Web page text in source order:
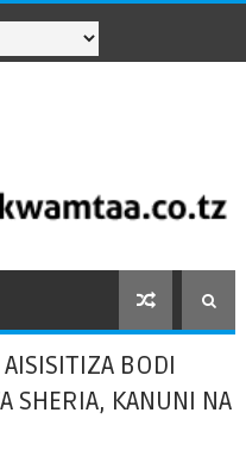
BODI
SHERIA, KANUNI NA